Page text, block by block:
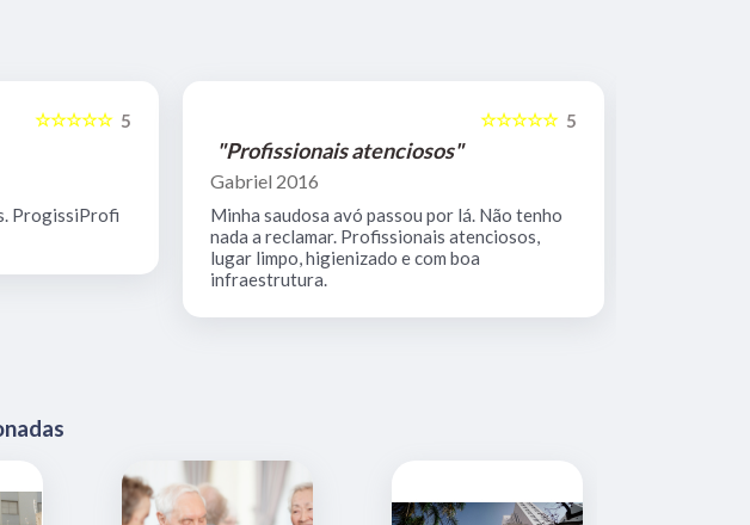
5
☆☆☆☆☆
ProgissiProfi
5
☆☆☆☆☆
"Profissionais atenciosos"
Gabriel 2016
Minha saudosa avó passou por lá. Não tenho
nada a reclamar. Profissionais atenciosos,
lugar limpo, higienizado e com boa
infraestrutura.